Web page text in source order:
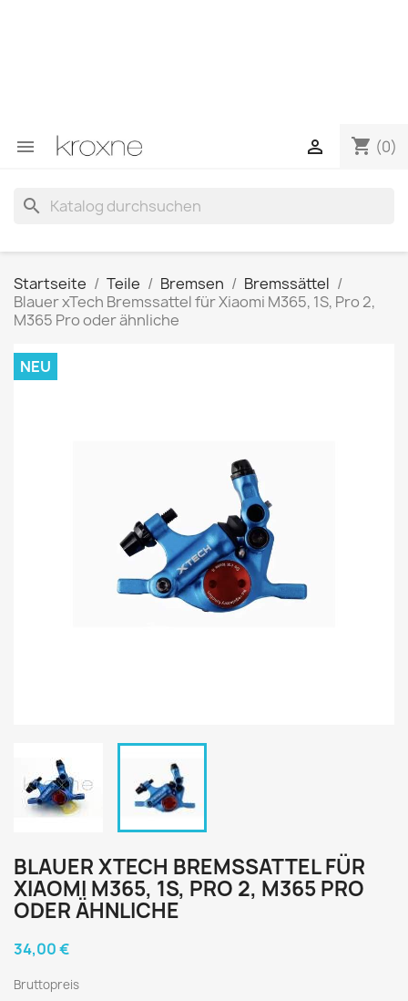
 shopping_cart (0)

search
Startseite Teile Bremsen
Bremssättel
Blauer xTech Bremssattel für Xiaomi M365, 1S, Pro 2,
M365 Pro oder ähnliche
NEU
BLAUER XTECH BREMSSATTEL FÜR
XIAOMI M365, 1S, PRO 2, M365 PRO
ODER ÄHNLICHE
34,00 €
Bruttopreis